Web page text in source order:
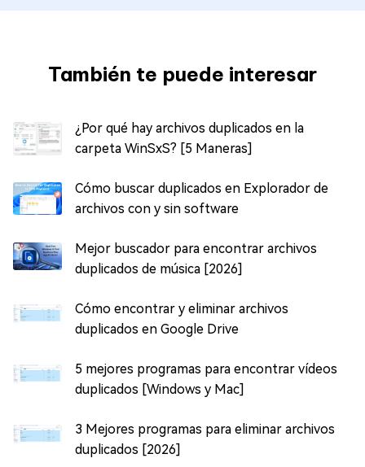
También te puede interesar
¿Por qué hay archivos duplicados en la
carpeta WinSxS? [5 Maneras]
Cómo buscar duplicados en Explorador de
archivos con y sin software
Mejor buscador para encontrar archivos
duplicados de música [2026]
Cómo encontrar y eliminar archivos
duplicados en Google Drive
5 mejores programas para encontrar vídeos
duplicados [Windows y Mac]
3 Mejores programas para eliminar archivos
duplicados [2026]